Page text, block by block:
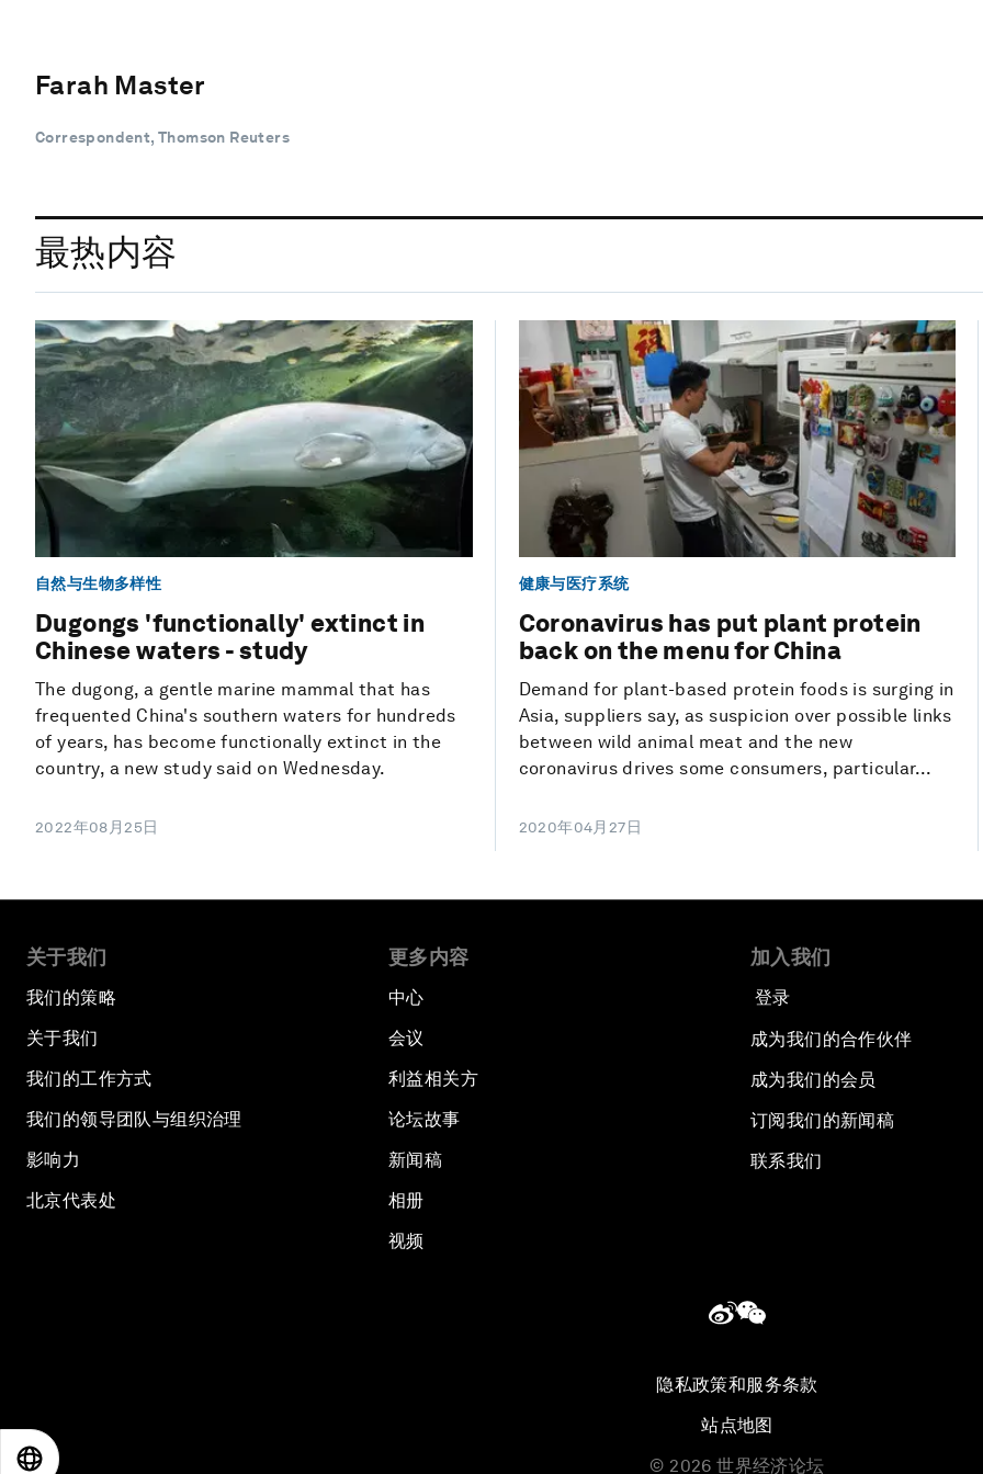
Farah Master
Correspondent, Thomson Reuters
最热内容
自然与生物多样性
Dugongs 'functionally' extinct in
Chinese waters - study
The dugong, a gentle marine mammal that has
frequented China's southern waters for hundreds
of years, has become functionally extinct in the
country, a new study said on Wednesday.
2022年08月25日
健康与医疗系统
Coronavirus has put plant protein
back on the menu for China
Demand for plant-based protein foods is surging in
Asia, suppliers say, as suspicion over possible links
between wild animal meat and the new
coronavirus drives some consumers, particular...
2020年04月27日
关于我们
我们的策略
关于我们
我们的工作方式
我们的领导团队与组织治理
影响力
北京代表处
更多内容
中心
会议
利益相关方
论坛故事
新闻稿
相册
视频
加入我们
登录
成为我们的合作伙伴
成为我们的会员
订阅我们的新闻稿
联系我们
隐私政策和服务条款
站点地图
© 2026 世界经济论坛